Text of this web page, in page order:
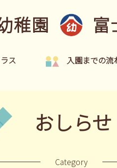
稚園 富
ス 入園までの流
おしらせ
Category